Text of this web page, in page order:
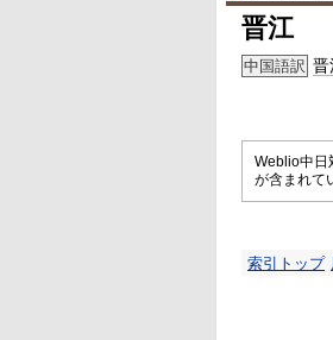
晋江
中国語訳 晋
Weblio中日
が含まれて
索引トップ